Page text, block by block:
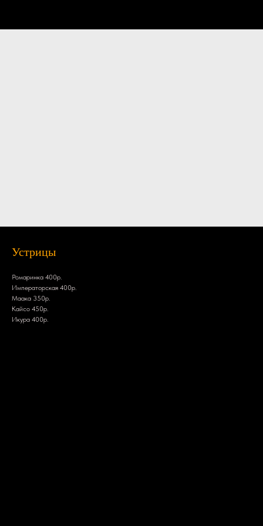
Устрицы
Ромаринка 400р.
Императорская 400р.
Маака 350р.
Кайсо 450р.
Икура 400р.